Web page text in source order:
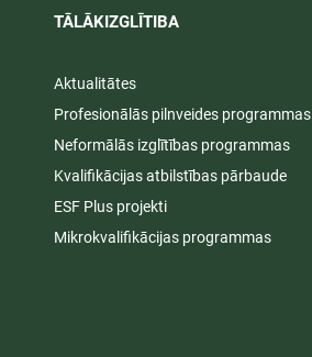
TĀLĀKIZGLĪTIBA
Aktualitātes
Profesionālās pilnveides programmas
Neformālās izglītības programmas
Kvalifikācijas atbilstības pārbaude
ESF Plus projekti
Mikrokvalifikācijas programmas